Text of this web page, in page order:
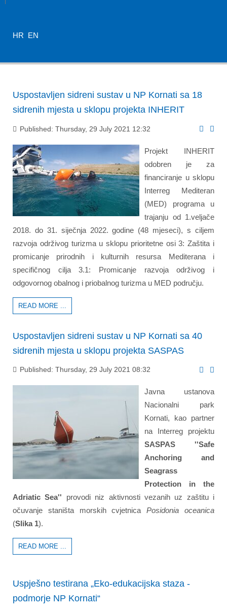
HR EN
Uspostavljen sidreni sustav u NP Kornati sa 18
sidrenih mjesta u sklopu projekta INHERIT
Published: Thursday, 29 July 2021 12:32
Projekt INHERIT
odobren je za
financiranje u sklopu
Interreg Mediteran
(MED) programa u
trajanju od 1.veljače
2018. do 31. siječnja 2022. godine (48 mjeseci), s ciljem
razvoja održivog turizma u sklopu prioritetne osi 3: Zaštita i
promicanje prirodnih i kulturnih resursa Mediterana i
specifičnog cilja 3.1: Promicanje razvoja održivog i
odgovornog obalnog i priobalnog turizma u MED području.
READ MORE ...
Uspostavljen sidreni sustav u NP Kornati sa 40
sidrenih mjesta u sklopu projekta SASPAS
Published: Thursday, 29 July 2021 08:32
Javna ustanova
Nacionalni park
Kornati, kao partner
na Interreg projektu
SASPAS ''Safe
Anchoring and
Seagrass
Protection in the
Adriatic Sea'' provodi niz aktivnosti vezanih uz zaštitu i
očuvanje staništa morskih cvjetnicaPosidonia oceanica
(Slika 1).
READ MORE ...
Uspješno testirana „Eko-edukacijska staza -
podmorje NP Kornati“